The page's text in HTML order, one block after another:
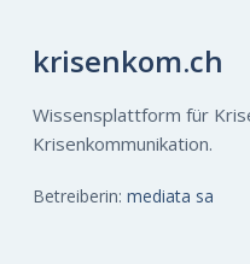
krisenkom.ch
Wissensplattform für
Krisenkommunikation.
Betreiberin: mediata sa